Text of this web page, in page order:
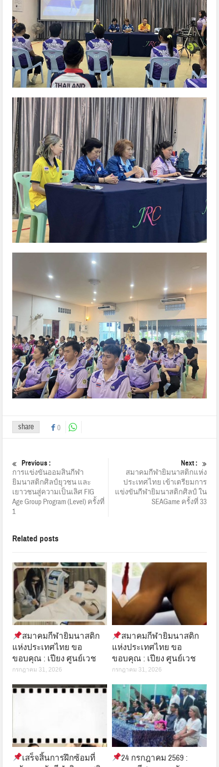
share 0
Previous :
การแข่งขันออมสินกีฬา
ยิมนาสติกศิลป์ยุวชน และ
เยาวชนสู่ความเป็นเลิศ FIG
Age Group Program (Level) ครั้งที่
1
Next :
สมาคมกีฬายิมนาสติกแห่ง
ประเทศไทย เข้าเตรียมการ
แข่งขันกีฬายิมนาสติกศิลป์ ใน
SEAGame ครั้งที่ 33
Related posts
สมาคมกีฬายิมนาสติก
แห่งประเทศไทย ขอ
ขอบคุณ : เปียง ศูนย์เวช
กรกฎาคม 31, 2026
สมาคมกีฬายิมนาสติก
แห่งประเทศไทย ขอ
ขอบคุณ : เปียง ศูนย์เวช
กรกฎาคม 31, 2026
เสร็จสิ้นการฝึกซ้อมที่
24 กรกฎาคม 2569 :